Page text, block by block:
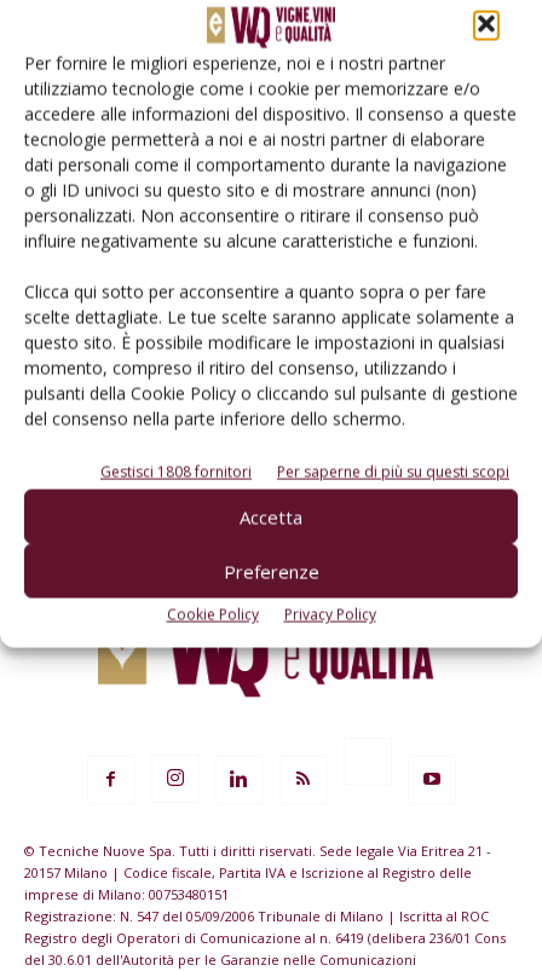
Per fornire le migliori esperienze, noi e i nostri partner
utilizziamo tecnologie come i cookie per memorizzare e/o
accedere alle informazioni del dispositivo. Il consenso a queste
tecnologie permetterà a noi e ai nostri partner di elaborare
dati personali come il comportamento durante la navigazione
o gli ID univoci su questo sito e di mostrare annunci (non)
personalizzati. Non acconsentire o ritirare il consenso può
influire negativamente su alcune caratteristiche e funzioni.
Clicca qui sotto per acconsentire a quanto sopra o per fare
scelte dettagliate. Le tue scelte saranno applicate solamente a
questo sito. È possibile modificare le impostazioni in qualsiasi
momento, compreso il ritiro del consenso, utilizzando i
pulsanti della Cookie Policy o cliccando sul pulsante di gestione
del consenso nella parte inferiore dello schermo.
Gestisci 1808 fornitori Per saperne di più su questi scopi
Accetta
Preferenze
Cookie Policy Privacy Policy
Cerca adesso
Rimani aggiornato sul mondo
dell’agricoltura
Iscriviti alle nostre newsletter
© Tecniche Nuove Spa. Tutti i diritti riservati. Sede legale Via Eritrea 21 -
20157 Milano | Codice fiscale, Partita IVA e Iscrizione al Registro delle
imprese di Milano: 00753480151
Registrazione: N. 547 del 05/09/2006 Tribunale di Milano | Iscritta al ROC
Registro degli Operatori di Comunicazione al n. 6419 (delibera 236/01 Cons
del 30.6.01 dell'Autorità per le Garanzie nelle Comunicazioni